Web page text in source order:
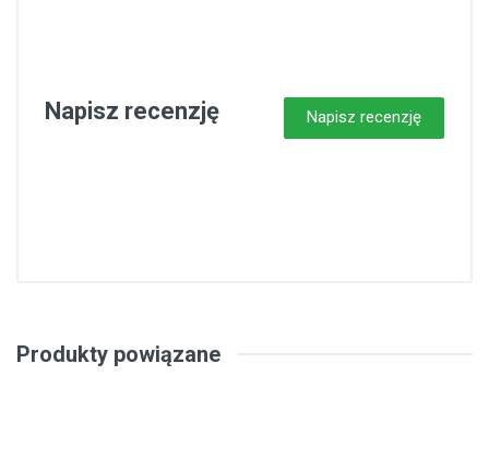
Napisz recenzję Napisz recenzję
Produkty powiązane